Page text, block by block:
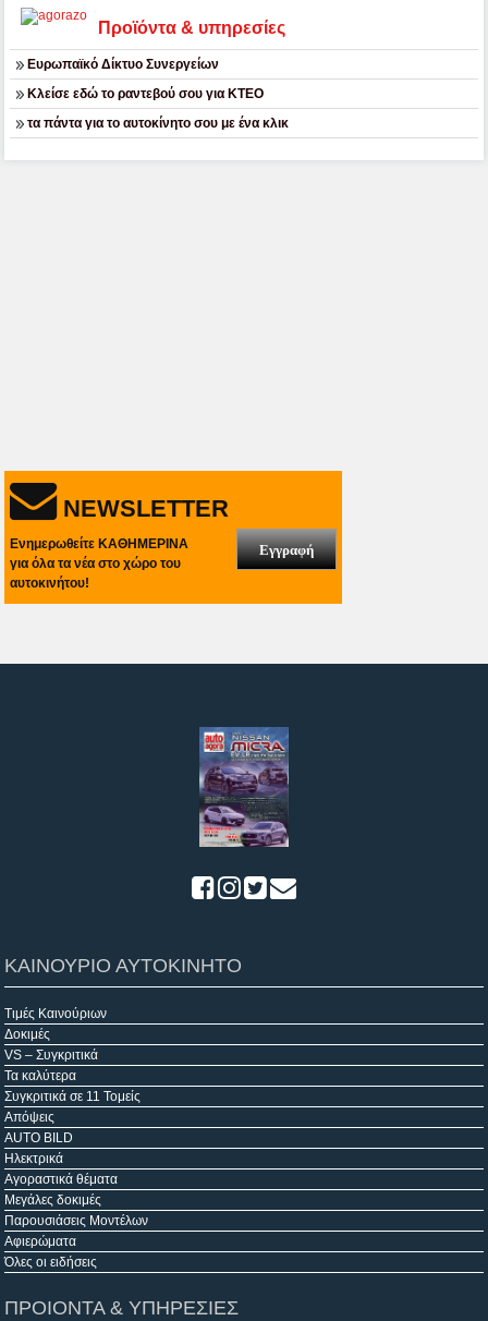
Προϊόντα & υπηρεσίες
Ευρωπαϊκό Δίκτυο Συνεργείων
Κλείσε εδώ το ραντεβού σου για ΚΤΕΟ
τα πάντα για το αυτοκίνητο σου με ένα κλικ
NEWSLETTER
Ενημερωθείτε ΚΑΘΗΜΕΡΙΝΑ
για όλα τα νέα στο χώρο του
αυτοκινήτου!
Εγγραφή
ΚΑΙΝΟΥΡΙΟ ΑΥΤΟΚΙΝΗΤΟ
Τιμές Καινούριων
Δοκιμές
VS – Συγκριτικά
Τα καλύτερα
Συγκριτικά σε 11 Τομείς
Απόψεις
AUTO BILD
Ηλεκτρικά
Αγοραστικά θέματα
Μεγάλες δοκιμές
Παρουσιάσεις Μοντέλων
Αφιερώματα
Όλες οι ειδήσεις
ΠΡΟΙΟΝΤΑ & ΥΠΗΡΕΣΙΕΣ